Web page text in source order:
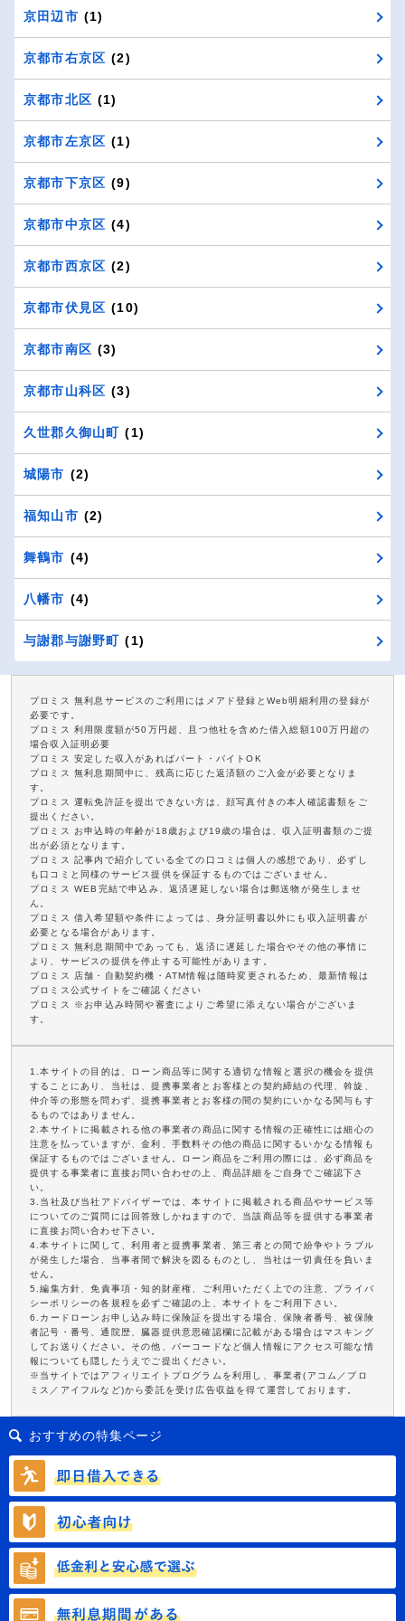
京田辺市 (1)
京都市右京区 (2)
京都市北区 (1)
京都市左京区 (1)
京都市下京区 (9)
京都市中京区 (4)
京都市西京区 (2)
京都市伏見区 (10)
京都市南区 (3)
京都市山科区 (3)
久世郡久御山町 (1)
城陽市 (2)
福知山市 (2)
舞鶴市 (4)
八幡市 (4)
与謝郡与謝野町 (1)
プロミス 無利息サービスのご利用にはメアド登録とWeb明細利用の登録が
必要です。
プロミス 利用限度額が50万円超、且つ他社を含めた借入総額100万円超の
場合収入証明必要
プロミス 安定した収入があればパート・バイトOK
プロミス 無利息期間中に、残高に応じた返済額のご入金が必要となりま
す。
プロミス 運転免許証を提出できない方は、顔写真付きの本人確認書類をご
提出ください。
プロミス お申込時の年齢が18歳および19歳の場合は、収入証明書類のご提
出が必須となります。
プロミス 記事内で紹介している全ての口コミは個人の感想であり、必ずし
も口コミと同様のサービス提供を保証するものではございません。
プロミス WEB完結で申込み、返済遅延しない場合は郵送物が発生しませ
ん。
プロミス 借入希望額や条件によっては、身分証明書以外にも収入証明書が
必要となる場合があります。
プロミス 無利息期間中であっても、返済に遅延した場合やその他の事情に
より、サービスの提供を停止する可能性があります。
プロミス 店舗・自動契約機・ATM情報は随時変更されるため、最新情報は
プロミス公式サイトをご確認ください
プロミス ※お申込み時間や審査によりご希望に添えない場合がございま
す。
1.本サイトの目的は、ローン商品等に関する適切な情報と選択の機会を提供
することにあり、当社は、提携事業者とお客様との契約締結の代理、斡旋、
仲介等の形態を問わず、提携事業者とお客様の間の契約にいかなる関与もす
るものではありません。
2.本サイトに掲載される他の事業者の商品に関する情報の正確性には細心の
注意を払っていますが、金利、手数料その他の商品に関するいかなる情報も
保証するものではございません。ローン商品をご利用の際には、必ず商品を
提供する事業者に直接お問い合わせの上、商品詳細をご自身でご確認下さ
い。
3.当社及び当社アドバイザーでは、本サイトに掲載される商品やサービス等
についてのご質問には回答致しかねますので、当該商品等を提供する事業者
に直接お問い合わせ下さい。
4.本サイトに関して、利用者と提携事業者、第三者との間で紛争やトラブル
が発生した場合、当事者間で解決を図るものとし、当社は一切責任を負いま
せん。
5.編集方針、免責事項・知的財産権、ご利用いただく上での注意、プライバ
シーポリシーの各規程を必ずご確認の上、本サイトをご利用下さい。
6.カードローンお申し込み時に保険証を提出する場合、保険者番号、被保険
者記号・番号、通院歴、臓器提供意思確認欄に記載がある場合はマスキング
してお送りください。その他、バーコードなど個人情報にアクセス可能な情
報についても隠したうえでご提出ください。
※当サイトではアフィリエイトプログラムを利用し、事業者(アコム／プロ
ミス／アイフルなど)から委託を受け広告収益を得て運営しております。
おすすめの特集ページ